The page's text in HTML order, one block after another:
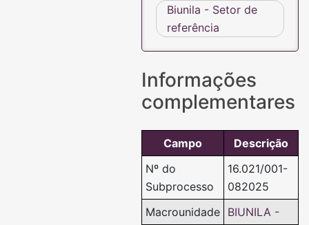
Biunila - Setor de
referência
Informações
complementares
Campo
Descrição
Nº do
Subprocesso
16.021/001-
082025
Macrounidade BIUNILA -